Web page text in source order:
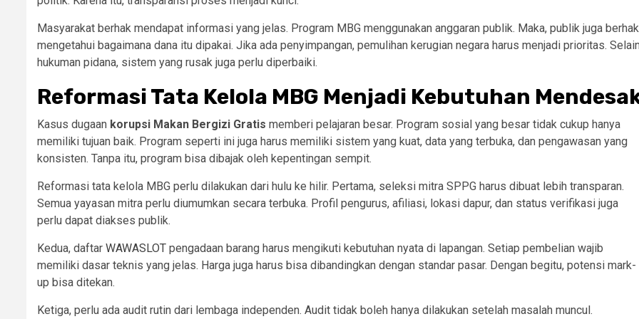
Masyarakat berhak mendapat informasi yang jelas. Program MBG menggunakan anggaran publik. Maka, publik juga berhak
mengetahui bagaimana dana itu dipakai. Jika ada penyimpangan, pemulihan kerugian negara harus menjadi prioritas.
hukuman pidana, sistem yang rusak juga perlu diperbaiki.
Reformasi Tata Kelola MBG Menjadi Kebutuhan
Kasus dugaan korupsi Makan Bergizi Gratis memberi pelajaran besar. Program sosial yang besar tidak cukup hanya
memiliki tujuan baik. Program seperti ini juga harus memiliki sistem yang kuat, data yang terbuka, dan pengawasan yang
konsisten. Tanpa itu, program bisa dibajak oleh kepentingan sempit.
Reformasi tata kelola MBG perlu dilakukan dari hulu ke hilir. Pertama, seleksi mitra SPPG harus dibuat lebih transparan.
Semua yayasan mitra perlu diumumkan secara terbuka. Profil pengurus, afiliasi, lokasi dapur, dan status verifikasi juga
perlu dapat diakses publik.
Kedua, daftar WAWASLOT pengadaan barang harus mengikuti kebutuhan nyata di lapangan. Setiap pembelian wajib
memiliki dasar teknis yang jelas. Harga juga harus bisa dibandingkan dengan standar pasar. Dengan begitu, potensi mark-
up bisa ditekan.
Ketiga, perlu ada audit rutin dari lembaga independen. Audit tidak boleh hanya dilakukan setelah masalah muncul.